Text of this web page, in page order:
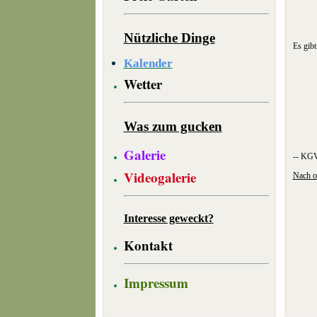
Nützliche Dinge
Kalender
Wetter
Was zum gucken
Galerie
Videogalerie
Interesse geweckt?
Kontakt
Impressum
Es
--
Nach